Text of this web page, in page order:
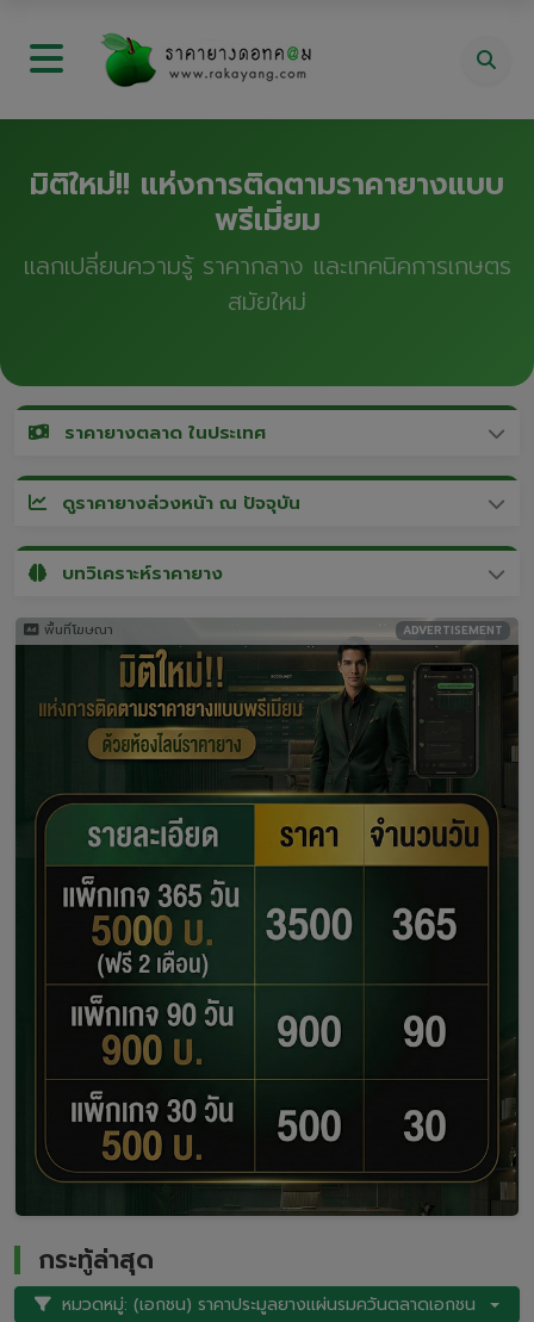
มิติใหม่!! แห่งการติดตามราคายางแบบ
พรีเมี่ยม
แลกเปลี่ยนความรู้ ราคากลาง และเทคนิคการเกษตร
สมัยใหม่
ราคายางตลาด ในประเทศ
ดูราคายางล่วงหน้า ณ ปัจจุบัน
บทวิเคราะห์ราคายาง
พื้นที่โฆษณา ADVERTISEMENT
กระทู้ล่าสุด
หมวดหมู่: (เอกชน) ราคาประมูลยางแผ่นรมควันตลาดเอกชน